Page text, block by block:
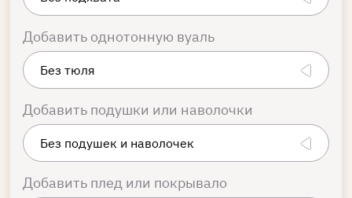
Добавить однотонную вуаль
Добавить подушки или наволочки
Добавить плед или покрывало